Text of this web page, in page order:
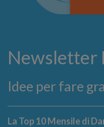
Newsletter
Idee per fare
La Top 10 Mensile di